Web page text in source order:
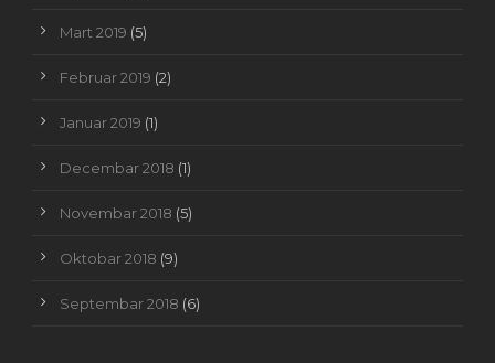
Mart 2019 (5)
Februar 2019 (2)
Januar 2019 (1)
Decembar 2018 (1)
Novembar 2018 (5)
Oktobar 2018 (9)
Septembar 2018 (6)